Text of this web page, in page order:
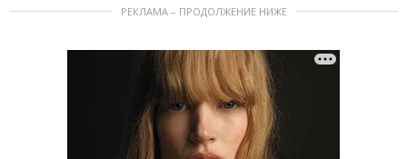
РЕКЛАМА – ПРОДОЛЖЕНИЕ НИЖЕ